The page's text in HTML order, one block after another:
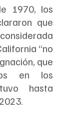
que
“no
que
en los
hasta